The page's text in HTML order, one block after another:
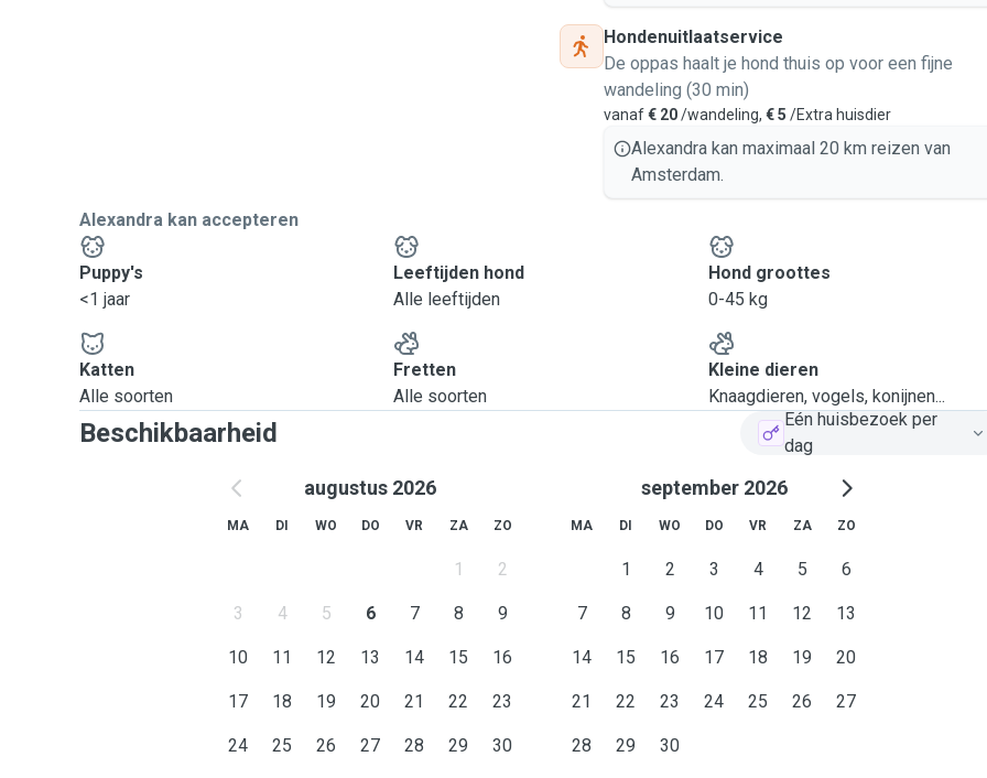
Hondenuitlaatservice
De oppas haalt je hond thuis op voor een fijne
wandeling (30 min)
vanaf€ 20/wandeling, € 5 /Extra huisdier
Alexandra kan maximaal 20 km reizen van
Amsterdam.
Alexandra kan accepteren
Puppy's
<1 jaar
Leeftijden hond
Alle leeftijden
Hond groottes
0-45 kg
Katten
Alle soorten
Fretten
Alle soorten
Kleine dieren
Knaagdieren, vogels, konijnen...
Beschikbaarheid
Eén huisbezoek per
dag
augustus 2026
MA DI WO DO VR ZA ZO
1 2
3 4 5 6 7 8 9
10 11 12 13 14 15 16
17 18 19 20 21 22 23
24 25 26 27 28 29 30
september 2026
MA DI WO DO VR ZA ZO
1 2 3 4 5 6
7 8 9 10 11 12 13
14 15 16 17 18 19 20
21 22 23 24 25 26 27
28 29 30